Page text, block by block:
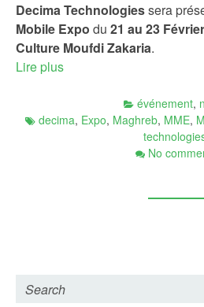
Decima Technologiessera
Mobile Expo du 21 au 23
Culture Moufdi Zakaria.
Lire plus
événement,
decima, Expo, Maghreb, MME,
No